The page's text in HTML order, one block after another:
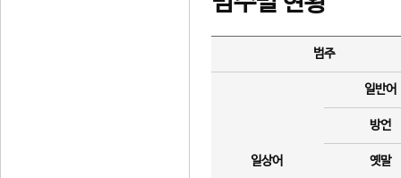
범주
일상어
일반어
방언
옛말